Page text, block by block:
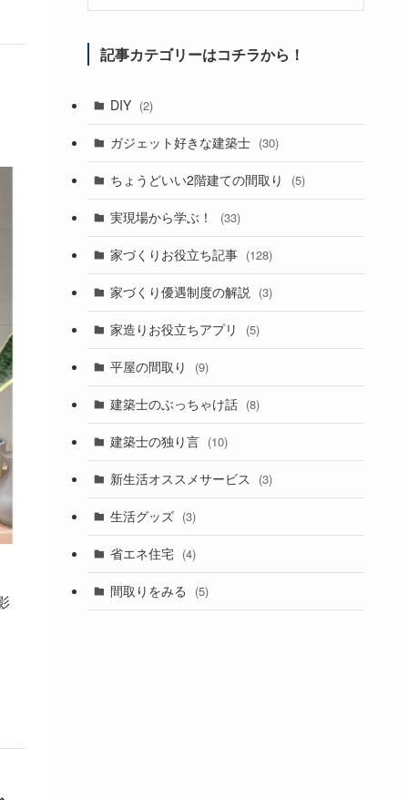
記事カテゴリーはコチラから！
DIY (2)
ガジェット好きな建築士 (30)
ちょうどいい2階建ての間取り (5)
実現場から学ぶ！ (33)
家づくりお役立ち記事 (128)
家づくり優遇制度の解説 (3)
家造りお役立ちアプリ (5)
平屋の間取り (9)
建築士のぶっちゃけ話 (8)
建築士の独り言 (10)
新生活オススメサービス (3)
生活グッズ (3)
省エネ住宅 (4)
間取りをみる (5)